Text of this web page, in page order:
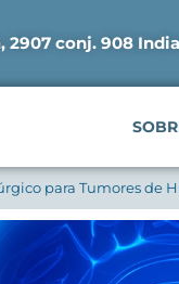
2907 conj. 908
para Tumores de